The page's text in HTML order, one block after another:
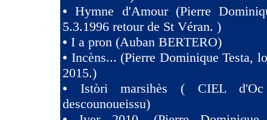
•Hymne d'Amour (Pierre
5.3.1996 retour de St Véran. )
• I a pron (Auban BERTERO)
• Incèns... (Pierre Dominique Testa,
2015.)
• Istòri marsihès ( CIEL
descounoueissu)